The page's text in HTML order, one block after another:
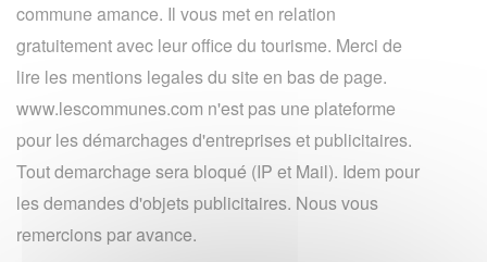
commune amance. Il vous met en relation
gratuitement avec leur office du tourisme. Merci de
lire les mentions legales du site en bas de page.
www.lescommunes.com n'est pas une plateforme
pour les démarchages d'entreprises et publicitaires.
Tout demarchage sera bloqué (IP et Mail). Idem pour
les demandes d'objets publicitaires. Nous vous
remercions par avance.